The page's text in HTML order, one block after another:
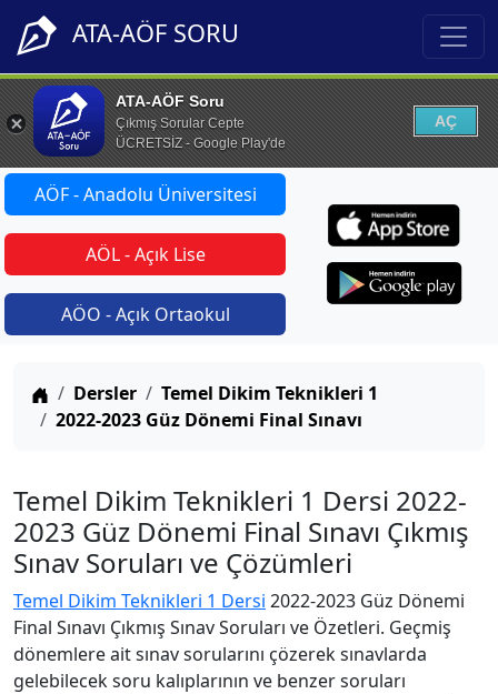
ATA-AÖF SORU
ATA-AÖF Soru
Çıkmış Sorular Cepte
ÜCRETSİZ - Google Play'de
AÇ
AÖF - Anadolu Üniversitesi
AÖL - Açık Lise
AÖO - Açık Ortaokul
Anasayfa
Dersler
Temel Dikim Teknikleri 1
2022-2023 Güz Dönemi Final Sınavı
Temel Dikim Teknikleri 1 Dersi 2022-
2023 Güz Dönemi Final Sınavı Çıkmış
Sınav Soruları ve Çözümleri
Temel Dikim Teknikleri 1 Dersi 2022-2023 Güz Dönemi
Final Sınavı Çıkmış Sınav Soruları ve Özetleri. Geçmiş
dönemlere ait sınav sorularını çözerek sınavlarda
gelebilecek soru kalıplarının ve benzer soruları